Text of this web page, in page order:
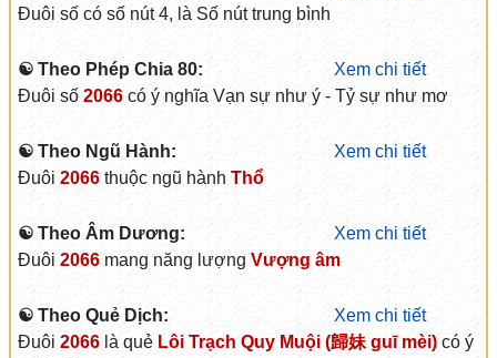
Đuôi số có số nút 4, là Số nút trung bình
☯ Theo Phép Chia 80:
Xem chi tiết
Đuôi số 2066có ý nghĩa Vạn sự như ý - Tỷ sự như mơ
☯ Theo Ngũ Hành:
Xem chi tiết
Đuôi 2066thuộc ngũ hành Thổ
☯ Theo Âm Dương:
Xem chi tiết
Đuôi 2066mang năng lượng Vượng âm
☯ Theo Quẻ Dịch:
Xem chi tiết
Đuôi 2066là quẻ Lôi Trạch Quy Muội (歸妹 guī mèi)có ý